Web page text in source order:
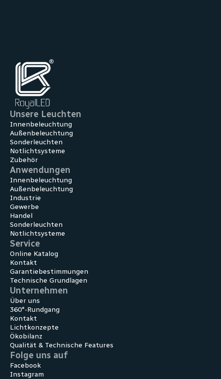
Unsere Leuchten
Innenbeleuchtung
Außenbeleuchtung
Sonderleuchten
Notlichtsysteme
Zubehör
Anwendungen
Innen­beleuchtung
Außen­beleuchtung
Industrie
Gewerbe
Handel
Sonder­leuchten
Notlicht­systeme
Service
Online Katalog
Kontakt
Garantiebestimmungen
Technische Grundlagen
Unternehmen
Über uns
360°-Rundgang
Kontakt
Lichtkonzepte
Ökobilanz
Qualität & Technische Features
Folge uns auf
Facebook
Instagram